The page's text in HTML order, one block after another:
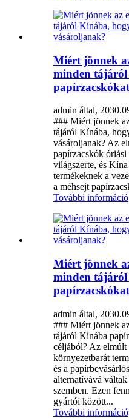
Miért jönnek
minden
admin által,
### Miért jönnek
tájáról Kínába,
vásároljanak? Az
papírzacskók óriási
világszerte, és
termékeknek a
a méhsejt
További információ
Miért jönnek
minden
admin által,
### Miért jönnek
tájáról Kínába
céljából? Az elmúlt
környezetbarát
és a
alternatívává
szemben. Ezen
gyártói között...
További információ